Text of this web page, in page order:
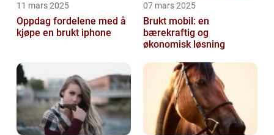
11 mars 2025
Oppdag fordelene med å
kjøpe en brukt iphone
07 mars 2025
Brukt mobil: en
bærekraftig og
økonomisk løsning